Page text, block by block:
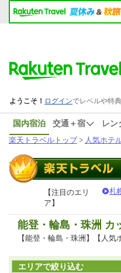
国内宿泊 交通＋宿 レン
楽天トラベルトップ> 人気ホテ
【注目のエリ
ア】
札
能登・輪島・珠洲 カ
【能登・輪島・珠洲】【人
エリアで絞り込む